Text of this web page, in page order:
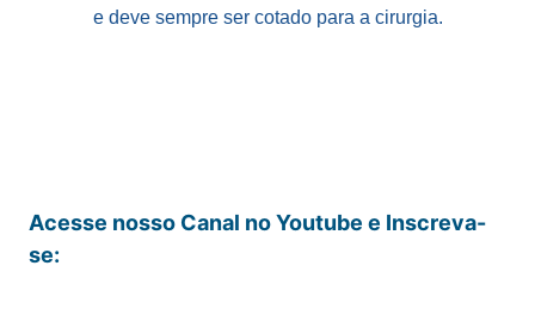
e deve sempre ser cotado para a cirurgia.
Acesse nosso Canal no Youtube e Inscreva-
se: